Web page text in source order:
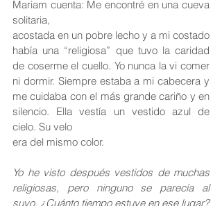
Mariam cuenta: Me encontré en una cueva
solitaria,
acostada en un pobre lecho y a mi costado
había una “religiosa” que tuvo la caridad
de coserme el cuello. Yo nunca la vi comer
ni dormir. Siempre estaba a mi cabecera y
me cuidaba con el más grande cariño y en
silencio. Ella vestía un vestido azul de
cielo. Su velo
era del mismo color.
Yo he visto después vestidos de muchas
religiosas, pero ninguno se parecía al
suyo. ¿Cuánto tiempo estuve en ese lugar?